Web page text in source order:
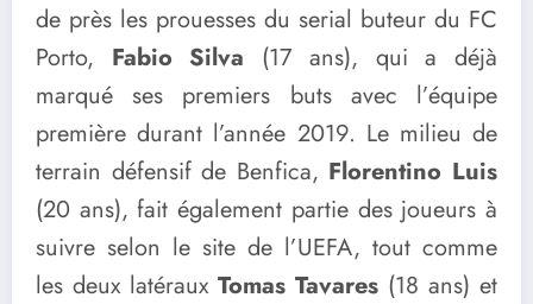
de près les prouesses du serial buteur du FC
Porto, Fabio Silva (17 ans), qui a déjà
marqué ses premiers buts avec l’équipe
première durant l’année 2019. Le milieu de
terrain défensif de Benfica, Florentino Luis
(20 ans), fait également partie des joueurs à
suivre selon le site de l’UEFA, tout comme
les deux latéraux Tomas Tavares (18 ans) et